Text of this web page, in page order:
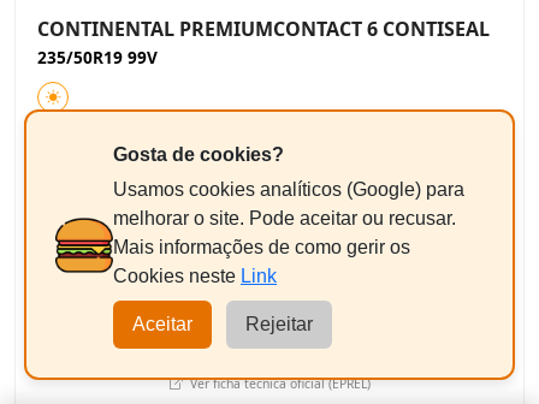
CONTINENTAL PREMIUMCONTACT 6 CONTISEAL
235/50R19 99V
C A B 71dB
Ver ficha técnica oficial (EPREL)
Gosta de cookies?
Usamos cookies analíticos (Google) para
melhorar o site. Pode aceitar ou recusar.
Mais informações de como gerir os
Cookies neste Link
Aceitar Rejeitar